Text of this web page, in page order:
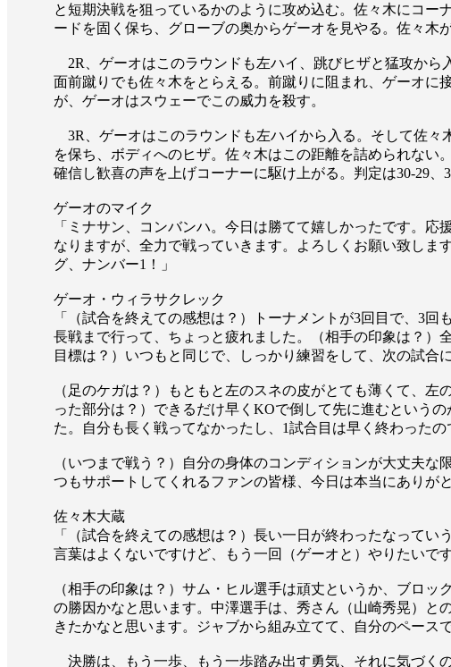
と短期決戦を狙っているかのように攻め込む。佐々木にコ
ードを固く保ち、グローブの奥からゲーオを見やる。佐々木
2R、ゲーオはこのラウンドも左ハイ、跳びヒザと猛攻から
面前蹴りでも佐々木をとらえる。前蹴りに阻まれ、ゲーオ
が、ゲーオはスウェーでこの威力を殺す。
3R、ゲーオはこのラウンドも左ハイから入る。そして佐々
を保ち、ボディへのヒザ。佐々木はこの距離を詰められな
確信し歓喜の声を上げコーナーに駆け上がる。判定は30-29、
ゲーオのマイク
「ミナサン、コンバンハ。今日は勝てて嬉しかったです。
なりますが、全力で戦っていきます。よろしくお願い致し
グ、ナンバー1！」
ゲーオ・ウィラサクレック
「（試合を終えての感想は？）トーナメントが3回目で、3
長戦まで行って、ちょっと疲れました。（相手の印象は？
目標は？）いつもと同じで、しっかり練習をして、次の試合
（足のケガは？）もともと左のスネの皮がとても薄くて、
った部分は？）できるだけ早くKOで倒して先に進むという
た。自分も長く戦ってなかったし、1試合目は早く終わったの
（いつまで戦う？）自分の身体のコンディションが大丈夫
つもサポートしてくれるファンの皆様、今日は本当にありが
佐々木大蔵
「（試合を終えての感想は？）長い一日が終わったなって
言葉はよくないですけど、もう一回（ゲーオと）やりたいで
（相手の印象は？）サム・ヒル選手は頑丈というか、ブロ
の勝因かなと思います。中澤選手は、秀さん（山崎秀晃）
きたかなと思います。ジャブから組み立てて、自分のペース
決勝は、もう一歩、もう一歩踏み出す勇気、それに気づく